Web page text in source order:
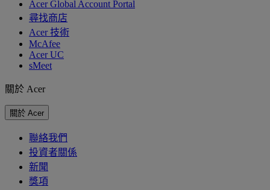
Acer Global Account Portal
尋找商店
Acer 技術
McAfee
Acer UC
sMeet
關於 Acer
關於 Acer
聯絡我們
投資者關係
新聞
獎項